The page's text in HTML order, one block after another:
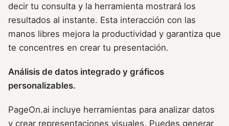
decir tu consulta y la herramienta mostrará los
resultados al instante. Esta interacción con las
manos libres mejora la productividad y garantiza que
te concentres en crear tu presentación.
Análisis de datos integrado y gráficos
personalizables.
PageOn.ai incluye herramientas para analizar datos
y crear representaciones visuales. Puedes generar